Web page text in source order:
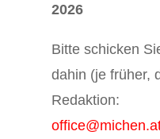
2026
Bitte schicken
dahin (je früher,
Redaktion: